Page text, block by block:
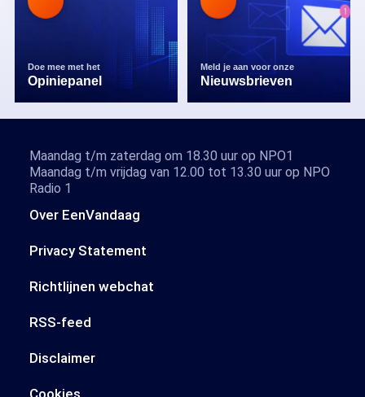
Doe mee met het
Opiniepanel
Meld je aan voor onze
Nieuwsbrieven
Over EenVandaag
Privacy Statement
Richtlijnen webchat
RSS-feed
Disclaimer
Cookies
Maandag t/m zaterdag om 18.30 uur op NPO1
Maandag t/m vrijdag van 12.00 tot 13.30 uur op NPO
Radio 1